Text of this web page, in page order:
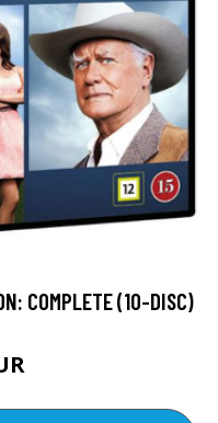
COMPLETE (10-DISC)